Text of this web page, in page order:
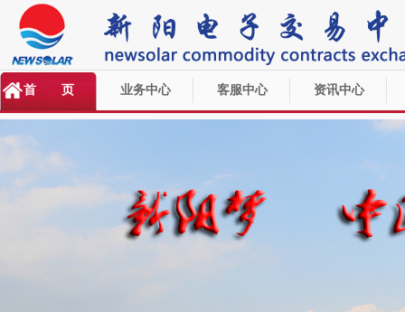
首 页 业务中心 客服中心 资讯中心